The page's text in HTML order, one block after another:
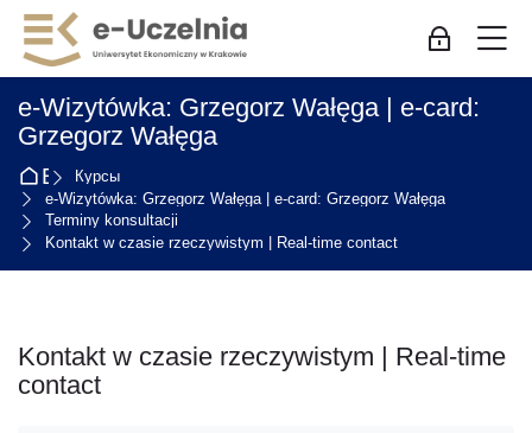
Skip to navigation
Skip to login form
Перейти к основному содержанию
Skip to accessibility options
Skip to footer
Skip accessibility options
Вход для
e-Wizytówka: Grzegorz Wałęga | e-card:
Grzegorz Wałęga
В начало
Курсы
e-Wizytówka: Grzegorz Wałęga | e-card: Grzegorz Wałęga
Terminy konsultacji
Kontakt w czasie rzeczywistym | Real-time contact
Kontakt w czasie rzeczywistym | Real-time
contact